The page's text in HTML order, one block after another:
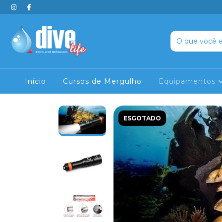
Início Cursos de Mergulho Equipamentos
ESGOTADO